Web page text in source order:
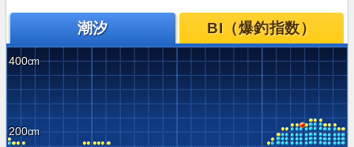
潮汐 BI（爆釣指数）
400
200